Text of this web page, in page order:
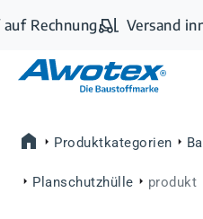
Zum Hauptinhalt springen
Rechnung Versand
Produktkategorien
Planschutzhülle produkt